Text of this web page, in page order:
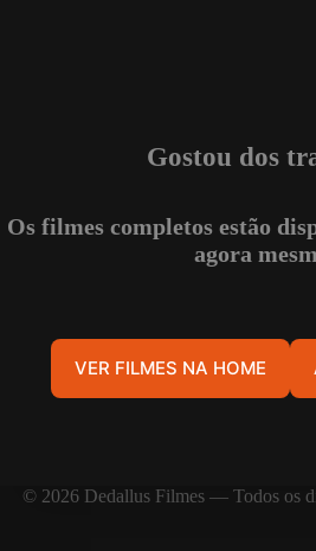
Gostou dos
Os filmes completos estão
agora
VER FILMES NA HOME
© 2026 Dedallus Filmes — Todos os